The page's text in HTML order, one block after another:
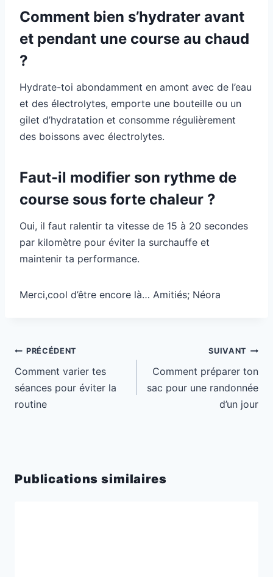
Comment bien s’hydrater avant
et pendant une course au chaud
?
Hydrate-toi abondamment en amont avec de l’eau
et des électrolytes, emporte une bouteille ou un
gilet d’hydratation et consomme régulièrement
des boissons avec électrolytes.
Faut-il modifier son rythme de
course sous forte chaleur ?
Oui, il faut ralentir ta vitesse de 15 à 20 secondes
par kilomètre pour éviter la surchauffe et
maintenir ta performance.
Merci,cool d’être encore là… Amitiés; Néora
Navigation
de
l’article
PRÉCÉDENT
Comment varier tes
séances pour éviter la
routine
SUIVANT
Comment préparer ton
sac pour une randonnée
d’un jour
Publications similaires